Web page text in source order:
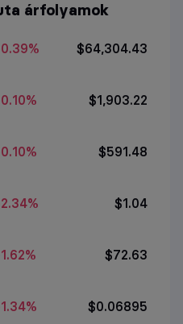
árfolyamok
$64,304.43
$1,903.22
$591.48
$1.04
$72.63
$0.06895